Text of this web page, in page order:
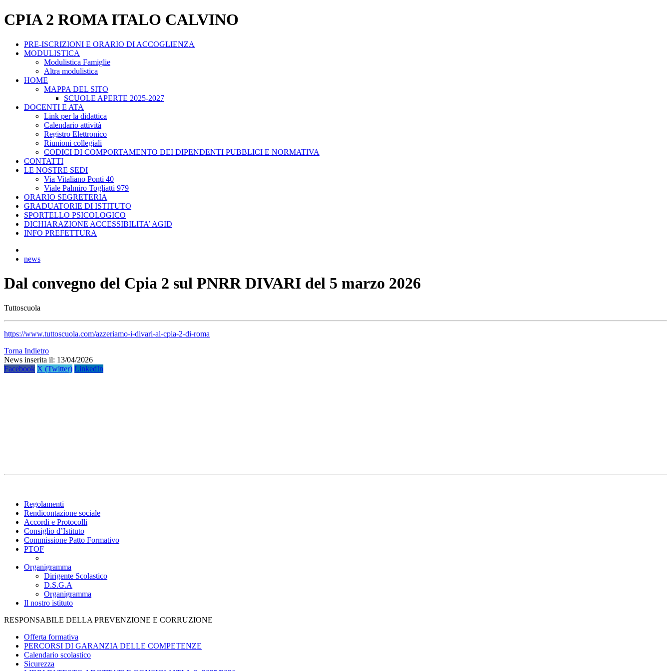
CPIA 2 ROMA ITALO CALVINO
PRE-ISCRIZIONI E ORARIO DI ACCOGLIENZA
MODULISTICA
Modulistica Famiglie
Altra modulistica
HOME
MAPPA DEL SITO
SCUOLE APERTE 2025-2027
DOCENTI E ATA
Link per la didattica
Calendario attività
Registro Elettronico
Riunioni collegiali
CODICI DI COMPORTAMENTO DEI DIPENDENTI PUBBLICI E NORMATIVA
CONTATTI
LE NOSTRE SEDI
Via Vitaliano Ponti 40
Viale Palmiro Togliatti 979
ORARIO SEGRETERIA
GRADUATORIE DI ISTITUTO
SPORTELLO PSICOLOGICO
DICHIARAZIONE ACCESSIBILITA’ AGID
INFO PREFETTURA
news
Dal convegno del Cpia 2 sul PNRR DIVARI del 5 marzo 2026
Tuttoscuola
https://www.tuttoscuola.com/azzeriamo-i-divari-al-cpia-2-di-roma
Torna Indietro
News inserita il: 13/04/2026
Facebook X (Twitter) LinkedIn
Regolamenti
Rendicontazione sociale
Accordi e Protocolli
Consiglio d’Istituto
Commissione Patto Formativo
PTOF
Organigramma
Dirigente Scolastico
D.S.G.A
Organigramma
Il nostro istituto
RESPONSABILE DELLA PREVENZIONE E CORRUZIONE
Offerta formativa
PERCORSI DI GARANZIA DELLE COMPETENZE
Calendario scolastico
Sicurezza